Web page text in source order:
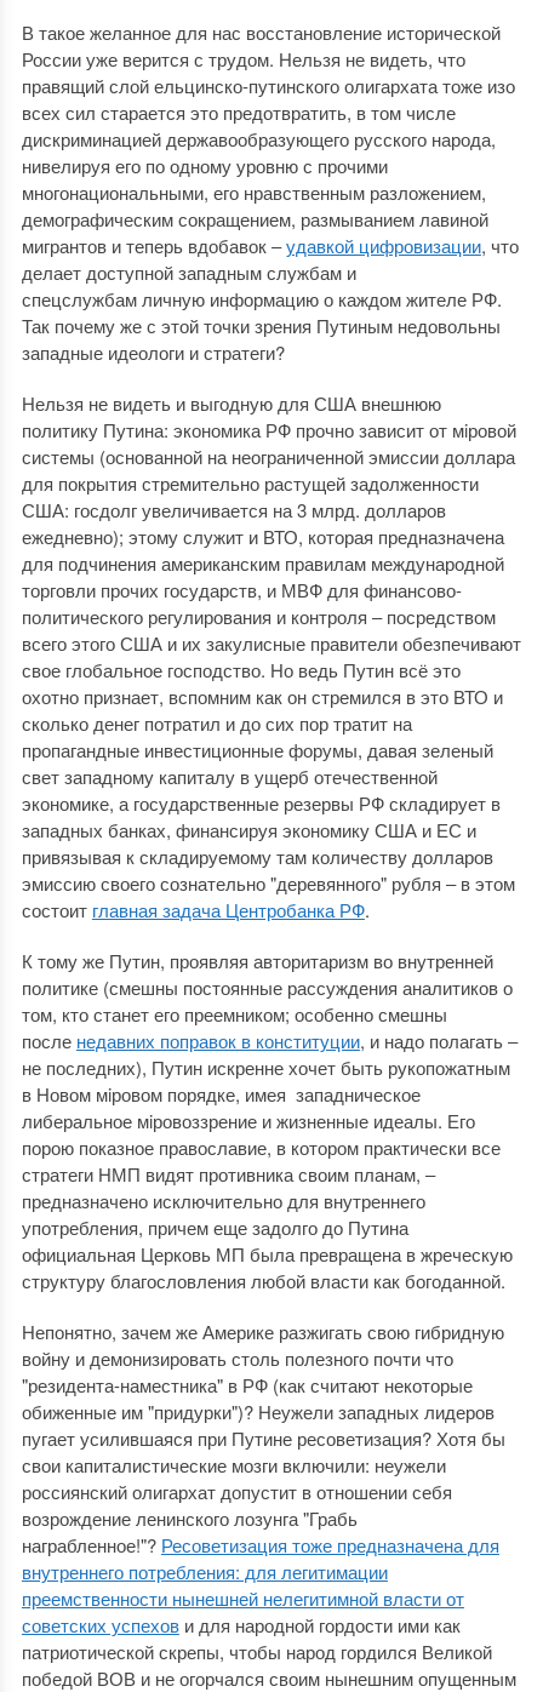
В такое желанное для нас восстановление исторической
России уже верится с трудом. Нельзя не видеть, что
правящий слой ельцинско-путинского олигархата тоже изо
всех сил старается это предотвратить, в том числе
дискриминацией державообразующего русского народа,
нивелируя его по одному уровню с прочими
многонациональными, его нравственным разложением,
демографическим сокращением, размыванием лавиной
мигрантов и теперь вдобавок ‒удавкой цифровизации, что
делает доступной западным службам и
спецслужбам личную информацию о каждом жителе РФ.
Так почему же с этой точки зрения Путиным недовольны
западные идеологи и стратеги?
Нельзя не видеть и выгодную для США внешнюю
политику Путина: экономика РФ прочно зависит от мiровой
системы (основанной на неограниченной эмиссии доллара
для покрытия стремительно растущей задолженности
США: госдолг увеличивается на 3 млрд. долларов
ежедневно); этому служит и ВТО, которая предназначена
для подчинения американским правилам международной
торговли прочих государств, и МВФ для финансово-
политического регулирования и контроля ‒ посредством
всего этого США и их закулисные правители обезпечивают
свое глобальное господство. Но ведь Путин всё это
охотно признает, вспомним как он стремился в это ВТО и
сколько денег потратил и до сих пор тратит на
пропагандные инвестиционные форумы, давая зеленый
свет западному капиталу в ущерб отечественной
экономике, а государственные резервы РФ складирует в
западных банках, финансируя экономику США и ЕС и
привязывая к складируемому там количеству долларов
эмиссию своего сознательно "деревянного" рубля ‒ в этом
состоит главная задача Центробанка РФ.
К тому же Путин, проявляя авторитаризм во внутренней
политике (смешны постоянные рассуждения аналитиков о
том, кто станет его преемником; особенно смешны
после недавних поправок в конституции, и надо полагать ‒
не последних), Путин искренне хочет быть рукопожатным
в Новом мiровом порядке, имея западническое
либеральное мiровоззрение и жизненные идеалы. Его
порою показное православие, в котором практически все
стратеги НМП видят противника своим планам, ‒
предназначено исключительно для внутреннего
употребления, причем еще задолго до Путина
официальная Церковь МП была превращена в жреческую
структуру благословления любой власти как богоданной.
Непонятно, зачем же Америке разжигать свою гибридную
войну и демонизировать столь полезного почти что
"резидента-наместника" в РФ (как считают некоторые
обиженные им "придурки")? Неужели западных лидеров
пугает усилившаяся при Путине ресоветизация? Хотя бы
свои капиталистические мозги включили: неужели
россиянский олигархат допустит в отношении себя
возрождение ленинского лозунга "Грабь
награбленное!"? Ресоветизация тоже предназначена для
внутреннего потребления: для легитимации
преемственности нынешней нелегитимной власти от
советских успехови для народной гордости ими как
патриотической скрепы, чтобы народ гордился Великой
победой ВОВ и не огорчался своим нынешним опущенным